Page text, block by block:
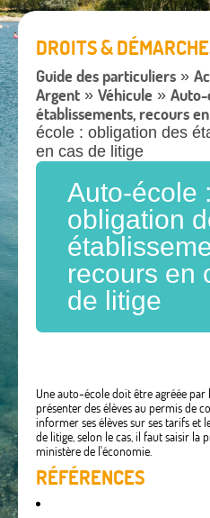
DROITS &
Guide des particuliers »
Argent » Véhicule » Auto-
établissements, recours
école : obligation des
en cas de litige
Auto-école :
obligation
recours en
de litige
Une auto-école doit être agréée
présenter des élèves au permis de
informer ses élèves sur ses tarifs et
de litige, selon le cas, il faut saisir la
ministère de l'économie.
RÉFÉRENCES